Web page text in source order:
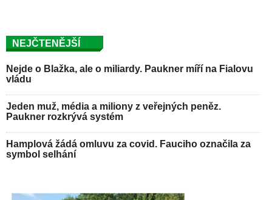
NEJČTENĚJŠÍ
Nejde o Blažka, ale o miliardy. Paukner míří na Fialovu
vládu
Jeden muž, média a miliony z veřejných peněz.
Paukner rozkrývá systém
Hamplová žádá omluvu za covid. Fauciho označila za
symbol selhání